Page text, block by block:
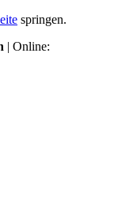
springen.
| Online: